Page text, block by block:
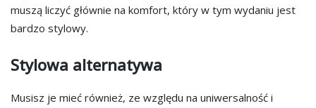
muszą liczyć głównie na komfort, który w tym wydaniu jest
bardzo stylowy.
Stylowa alternatywa
Musisz je mieć również, ze względu na uniwersalność i